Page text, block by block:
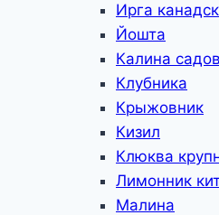
Ирга
Йошта
Калина
Клубника
Крыжовник
Кизил
Клюква
Лимонник
Малина